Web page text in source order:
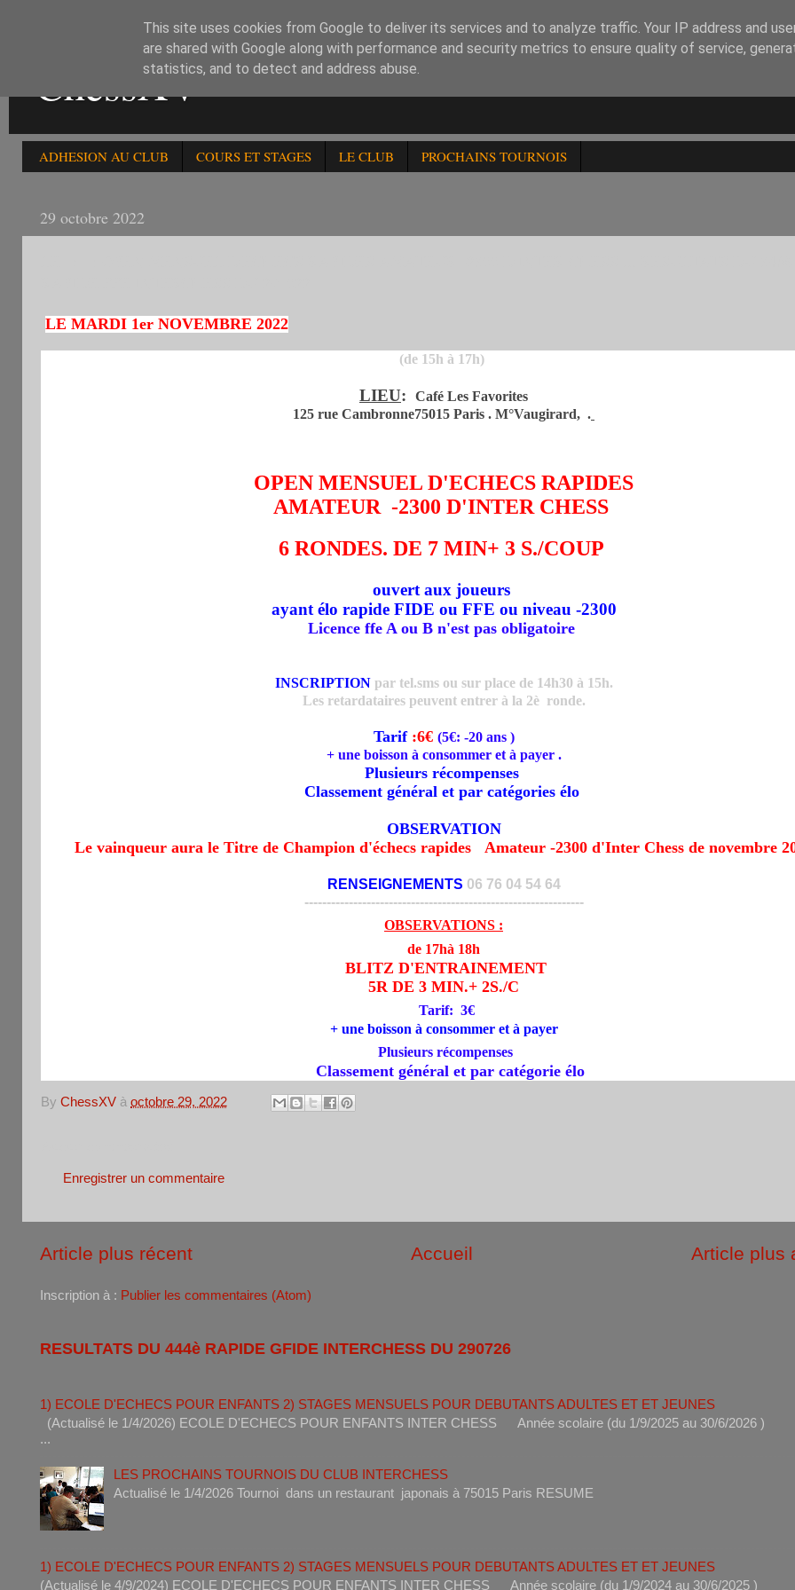
ChessXV
ADHESION AU CLUB COURS ET STAGES LE CLUB PROCHAINS TOURNOIS
29 octobre 2022
LE MARDI 1er NOVEMBRE 2022
(de 15h à 17h)
LIEU:
Café Les Favorites
125 rue Cambronne75015 Paris . M°Vaugirard, .
OPEN MENSUEL D'ECHECS RAPIDES
AMATEUR -2300 D'INTER CHESS
6 RONDES. DE 7 MIN+ 3 S./COUP
ouvert aux joueurs
ayant élo rapide FIDE ou FFE ou niveau -2300
Licence ffe A ou B n'est pas obligatoire
INSCRIPTION par tel.sms ou sur place de 14h30 à 15h.
Les retardataires peuvent entrer à la 2è ronde.
Tarif :6€ (5€: -20 ans)
+ une boisson à consommer et à payer .
Plusieurs récompenses
Classement général et par catégories élo
OBSERVATION
Le vainqueur aura le Titre de Champion d'échecs rapides Amateur -2300 d'Inter Chess de novembre
RENSEIGNEMENTS 06 76 04 54 64
---------------------------------------------------------------
OBSERVATIONS :
de 17hà 18h
BLITZ D'ENTRAINEMENT
5R DE 3 MIN.+ 2S./C
Tarif: 3€
+ une boisson à consommer et à payer
Plusieurs récompenses
Classement général et par catégorie élo
By ChessXV à octobre 29, 2022
Enregistrer un commentaire
Article plus récent Article plus
Accueil
Inscription à : Publier les commentaires (Atom)
RESULTATS DU 444è RAPIDE GFIDE INTERCHESS DU 290726
1) ECOLE D'ECHECS POUR ENFANTS 2) STAGES MENSUELS POUR DEBUTANTS ADULTES ET ET JEUNES
(Actualisé le 1/4/2026) ECOLE D'ECHECS POUR ENFANTS INTER CHESS Année scolaire (du 1/9/2025 au 30/
...
LES PROCHAINS TOURNOIS DU CLUB INTERCHESS
Actualisé le 1/4/2026 Tournoi dans un restaurant japonais à 75015 Paris
1) ECOLE D'ECHECS POUR ENFANTS 2) STAGES MENSUELS POUR DEBUTANTS ADULTES ET ET JEUNES
(Actualisé le 4/9/2024) ECOLE D'ECHECS POUR ENFANTS INTER CHESS Année scolaire (du 1/9/2024 au 30/
This site uses cookies from Google to deliver its services and to analyze traffic. Your IP address and
are shared with Google along with performance and security metrics to ensure quality of service,
statistics, and to detect and address abuse.